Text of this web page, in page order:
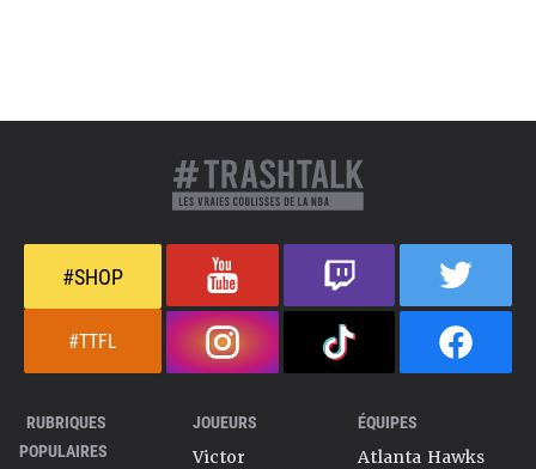
#SHOP
#TTFL
RUBRIQUES
POPULAIRES
JOUEURS
Victor
ÉQUIPES
Atlanta Hawks